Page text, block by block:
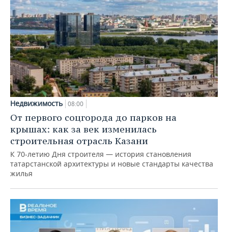
Недвижимость 08:00
От первого соцгорода до парков на
крышах: как за век изменилась
строительная отрасль Казани
К 70-летию Дня строителя — история становления
татарстанской архитектуры и новые стандарты качества
жилья